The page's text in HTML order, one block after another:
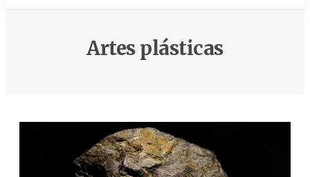
Artes plásticas